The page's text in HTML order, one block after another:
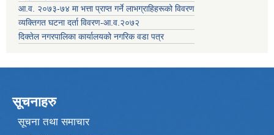
आ.व. २०७३-७४ मा भत्ता प्राप्त गर्ने लाभग्राहिहरूको विवरण
व्यक्तिगत घटना दर्ता विवरण-आ.व.२०७२
दिक्तेल नगरपालिका कार्यालयको नगरिक वडा पत्र
सूचनाहरु
सूचना तथा समाचार